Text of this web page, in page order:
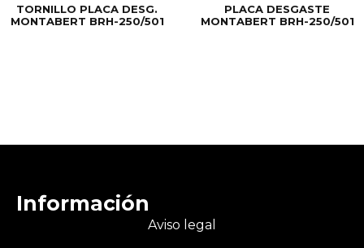
TORNILLO PLACA DESG.
MONTABERT BRH-250/501
PLACA DESGASTE
MONTABERT BRH-250/501
Información
Aviso legal